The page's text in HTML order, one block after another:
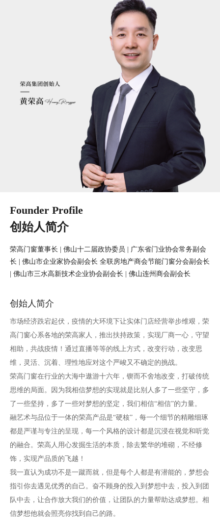
Founder Profile
创始人简介
荣高门窗董事长 | 佛山十二届政协委员 | 广东省门业协会常务副会
长 | 佛山市企业家协会副会长 全联房地产商会节能门窗分会副会长
| 佛山市三水高新技术企业协会副会长 | 佛山连州商会副会长
创始人简介
市场经济跌宕起伏，疫情的大环境下让实体门店经营举步维艰，荣
高门窗心系各地的荣高家人，推出扶持政策，实现厂商一心，守望
相助，共战疫情！通过直播等等的线上方式，改变行动，改变思
维，灵活、沉着、理性地应对这个严峻又不确定的挑战。
荣高门窗在行业的大海中遨游十六年，锲而不舍地改变，打破传统
思维的局面。因为我相信梦想的实现就是比别人多了一些坚守，多
了一些坚持，多了一些对梦想的坚定，我们相信“相信”的力量。
融艺术与品位于一体的荣高产品是“硬核”，每一个细节的精雕细琢
都是严谨与专注的呈现，每一个风格的设计都是沉浸在视觉和听觉
的融合。荣高人用心发掘生活的本质，除去繁华的堆砌，不经修
饰，实现产品质的飞越！
我一直认为成功不是一蹴而就，但是每个人都是有潜能的，梦想会
指引你去遇见优秀的自己。奋不顾身的投入到梦想中去，投入到团
队中去，让合作放大我们的价值，让团队的力量帮助达成梦想。相
信梦想他就会照亮你找到自己的路。
2018
2020
2021
2022
2004
2005年
生产基地乔迁里水工业区，扩大到3000平方米
同年度产品被CHC全国质量监督委员会列入“全
国质量信得过产品”
2006年
生产基地搬迁至联新旺南工业区，占地面积
5000平方米
同年度荣获"中国工程建设首选产品〞、 "中国
建材行业知名品牌〞、 "中国知名品牌〞等荣
誉称号
2007年
加入“中国建设部自动门与车库门标准化技术委